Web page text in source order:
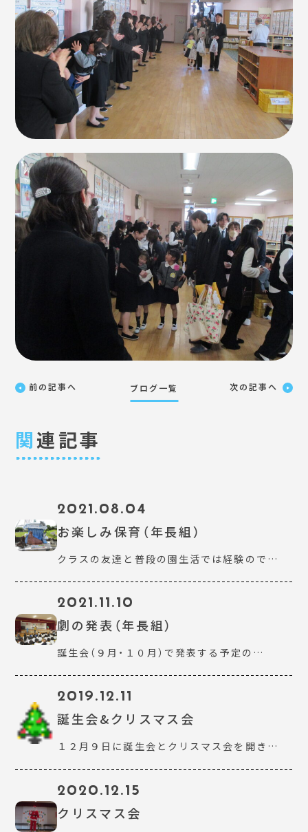
前の記事へ ブログ一覧 次の記事へ
関連記事
2021.08.04
お楽しみ保育（年長組）
クラスの友達と普段の園生活では経験ので…
2021.11.10
劇の発表（年長組）
誕生会（９月・１０月）で発表する予定の…
2019.12.11
誕生会&クリスマス会
１２月９日に誕生会とクリスマス会を開き…
2020.12.15
クリスマス会